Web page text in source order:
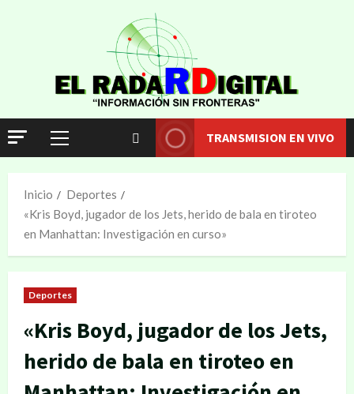
TRANSMISION EN VIVO
Inicio
Deportes
«Kris Boyd, jugador de los Jets, herido de bala en tiroteo
en Manhattan: Investigación en curso»
Deportes
«Kris Boyd, jugador de los Jets,
herido de bala en tiroteo en